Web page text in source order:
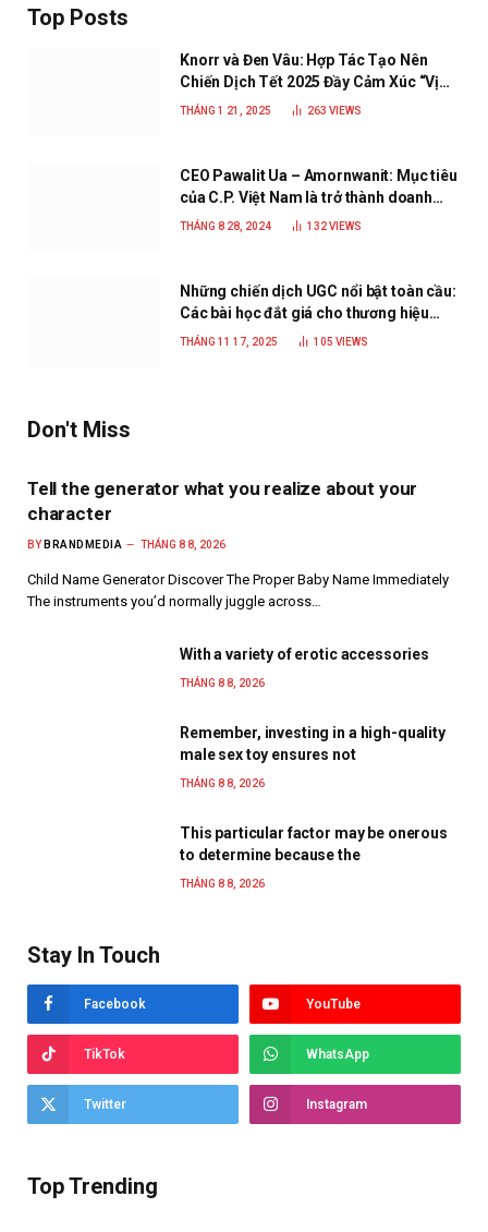
Top Posts
Knorr và Đen Vâu: Hợp Tác Tạo Nên
Chiến Dịch Tết 2025 Đầy Cảm Xúc “Vị
Nhà”
THÁNG 1 21, 2025 263 VIEWS
CEO Pawalit Ua – Amornwanit: Mục tiêu
của C.P. Việt Nam là trở thành doanh
nghiệp xanh, phát triển bền vững
THÁNG 8 28, 2024 132VIEWS
Những chiến dịch UGC nổi bật toàn cầu:
Các bài học đắt giá cho thương hiệu
năm 2025
THÁNG 11 17, 2025 105 VIEWS
Don't Miss
Tell the generator what you realize about your
character
BY BRANDMEDIA THÁNG 8 8, 2026
Child Name Generator Discover The Proper Baby Name Immediately
The instruments you’d normally juggle across…
With a variety of erotic accessories
THÁNG 8 8, 2026
Remember, investing in a high-quality
male sex toy ensures not
THÁNG 8 8, 2026
This particular factor may be onerous
to determine because the
THÁNG 8 8, 2026
Stay In Touch
Facebook YouTube
TikTok WhatsApp
Twitter Instagram
Top Trending